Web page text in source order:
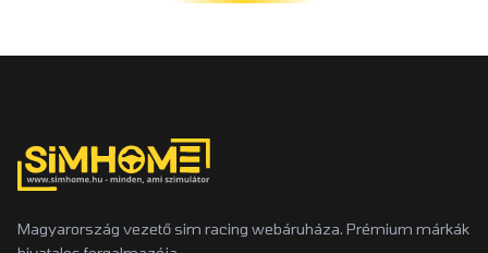
Magyarország vezető sim racing webáruháza. Prémium márkák